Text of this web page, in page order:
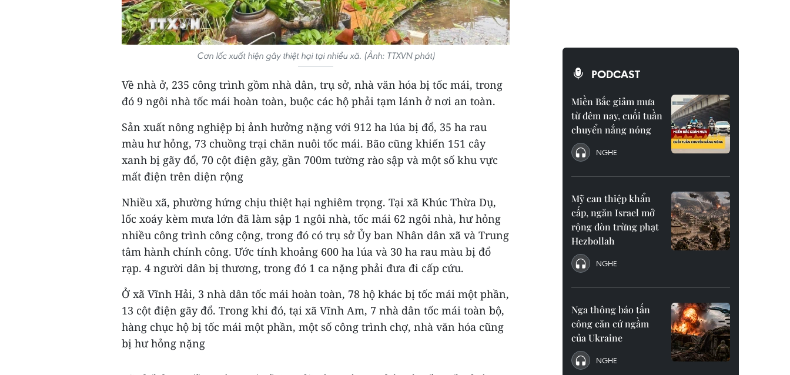
Cơn lốc xuất hiện gây thiệt hại tại nhiều xã. (Ảnh: TTXVN phát)
Về nhà ở, 235 công trình gồm nhà dân, trụ sở, nhà văn hóa bị tốc mái, trong
đó 9 ngôi nhà tốc mái hoàn toàn, buộc các hộ phải tạm lánh ở nơi an toàn.
Sản xuất nông nghiệp bị ảnh hưởng nặng với 912 ha lúa bị đổ, 35 ha rau
màu hư hỏng, 73 chuồng trại chăn nuôi tốc mái. Bão cũng khiến 151 cây
xanh bị gãy đổ, 70 cột điện gãy, gần 700m tường rào sập và một số khu vực
mất điện trên diện rộng
Nhiều xã, phường hứng chịu thiệt hại nghiêm trọng. Tại xã Khúc Thừa Dụ,
lốc xoáy kèm mưa lớn đã làm sập 1 ngôi nhà, tốc mái 62 ngôi nhà, hư hỏng
nhiều công trình công cộng, trong đó có trụ sở Ủy ban Nhân dân xã và Trung
tâm hành chính công. Ước tính khoảng 600 ha lúa và 30 ha rau màu bị đổ
rạp. 4 người dân bị thương, trong đó 1 ca nặng phải đưa đi cấp cứu.
Ở xã Vĩnh Hải, 3 nhà dân tốc mái hoàn toàn, 78 hộ khác bị tốc mái một phần,
13 cột điện gãy đổ. Trong khi đó, tại xã Vĩnh Am, 7 nhà dân tốc mái toàn bộ,
hàng chục hộ bị tốc mái một phần, một số công trình chợ, nhà văn hóa cũng
bị hư hỏng nặng
PODCAST
Miền Bắc giảm mưa
từ đêm nay, cuối tuần
chuyển nắng nóng
NGHE
Mỹ can thiệp khẩn
cấp, ngăn Israel mở
rộng đòn trừng phạt
Hezbollah
NGHE
Nga thông báo tấn
công căn cứ ngầm
của Ukraine
NGHE